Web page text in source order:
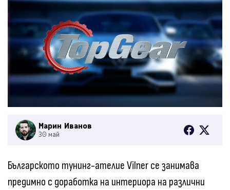
Марин Иванов
30 май
Българското тунинг-ателие Vilner се занимава
предимно с доработка на интериора на различни